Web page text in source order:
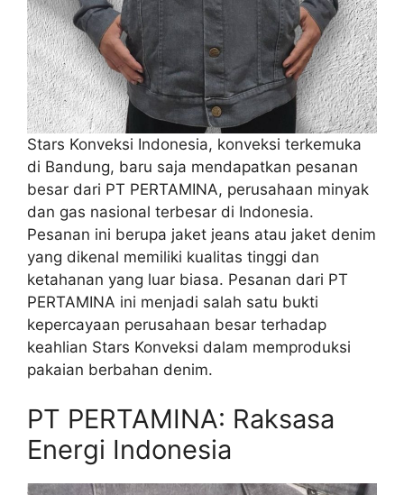
Stars Konveksi Indonesia, konveksi terkemuka
di Bandung, baru saja mendapatkan pesanan
besar dari PT PERTAMINA, perusahaan minyak
dan gas nasional terbesar di Indonesia.
Pesanan ini berupa jaket jeans atau jaket denim
yang dikenal memiliki kualitas tinggi dan
ketahanan yang luar biasa. Pesanan dari PT
PERTAMINA ini menjadi salah satu bukti
kepercayaan perusahaan besar terhadap
keahlian Stars Konveksi dalam memproduksi
pakaian berbahan denim.
PT PERTAMINA: Raksasa
Energi Indonesia